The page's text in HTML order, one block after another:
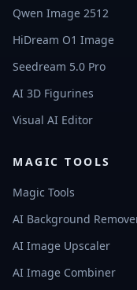
Qwen Image 2512
HiDream O1 Image
Seedream 5.0 Pro
AI 3D Figurines
Visual AI Editor
MAGIC TOOLS
Magic Tools
AI Background
AI Image Upscaler
AI Image Combiner